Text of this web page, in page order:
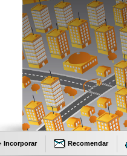
Incorporar Recomendar